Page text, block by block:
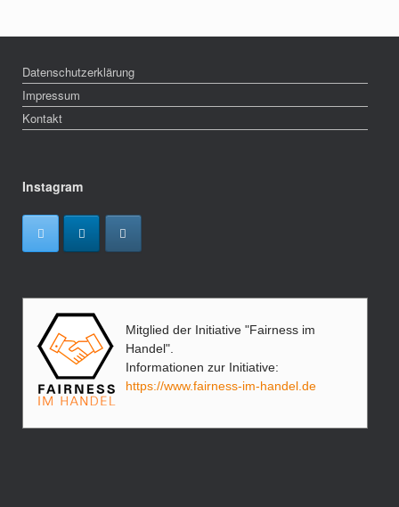
Datenschutzerklärung
Impressum
Kontakt
Instagram
Mitglied der Initiative "Fairness im
Handel".
Informationen zur Initiative:
https://www.fairness-im-handel.de